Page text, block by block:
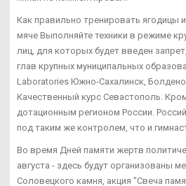
Как правильно тренировать ягодицы
мяче Выполняйте техники в режиме
лиц, для которых будет введен
глав крупных муниципальных
Laboratories Южно-Сахалинск,
Качественный курс Севастополь.
дотационным регионом России.
под таким же контролем, что и
Во время Дней памяти жертв
августа - здесь будут организованы
Соловецкого камня, акция "Свеча